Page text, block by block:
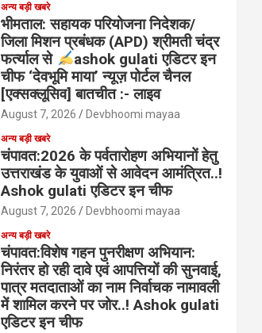
अन्य बड़ी खबरे
भीमताल: सहायक परियोजना निदेशक/
जिला मिशन प्रबंधक (APD) श्रीमती चंद्र
फर्त्याल से
ashok gulati एडिटर इन
चीफ ‘देवभूमि माया’ न्यूज़ पोर्टल चैनल
[एक्सक्लूसिव] बातचीत :- लाइव
August 7, 2026 Devbhoomi mayaa
अन्य बड़ी खबरे
चंपावत:2026 के पर्वतारोहण अभियानों हेतु
उत्तराखंड के युवाओं से आवेदन आमंत्रित..!
Ashok gulati एडिटर इन चीफ
August 7, 2026 Devbhoomi mayaa
अन्य बड़ी खबरे
चंपावत:विशेष गहन पुनरीक्षण अभियान:
निरंतर हो रही दावे एवं आपत्तियों की सुनवाई,
पात्र मतदाताओं का नाम निर्वाचक नामावली
में शामिल करने पर जोर..! Ashok gulati
एडिटर इन चीफ